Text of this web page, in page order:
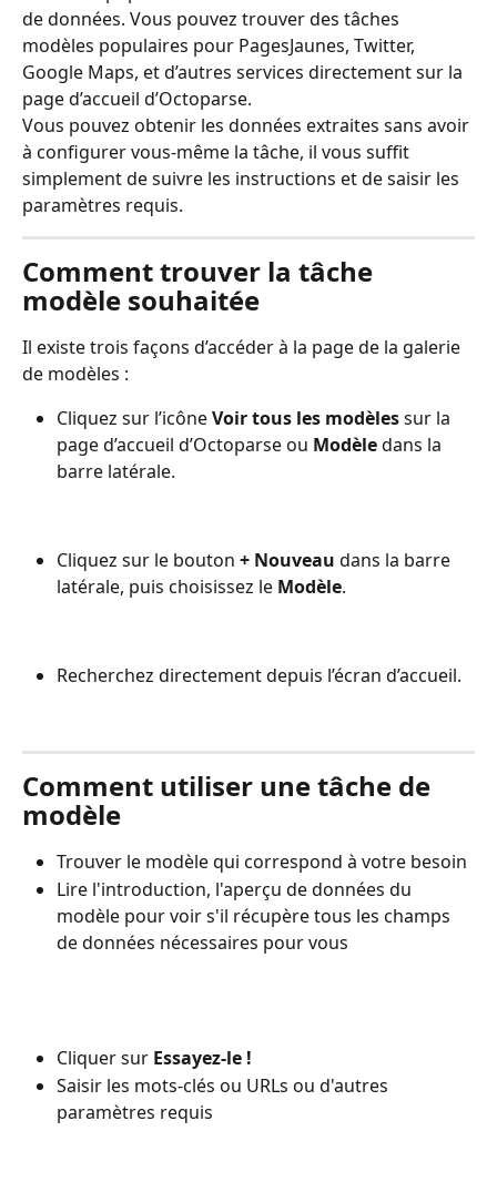
de données. Vous pouvez trouver des tâches
modèles populaires pour PagesJaunes, Twitter,
Google Maps, et d’autres services directement sur la
page d’accueil d’Octoparse.
Vous pouvez obtenir les données extraites sans avoir
à configurer vous-même la tâche, il vous suffit
simplement de suivre les instructions et de saisir les
paramètres requis.
Comment trouver la tâche
modèle souhaitée
Il existe trois façons d’accéder à la page de la galerie
de modèles :
Cliquez sur l’icône Voir tous les modèles sur la
page d’accueil d’Octoparse ou Modèle dans la
barre latérale.
Cliquez sur le bouton + Nouveau dans la barre
latérale, puis choisissez le Modèle.
Recherchez directement depuis l’écran d’accueil.
Comment utiliser une tâche de
modèle
Trouver le modèle qui correspond à votre besoin
Lire l'introduction, l'aperçu de données du
modèle pour voir s'il récupère tous les champs
de données nécessaires pour vous
Cliquer sur Essayez-le !
Saisir les mots-clés ou URLs ou d'autres
paramètres requis